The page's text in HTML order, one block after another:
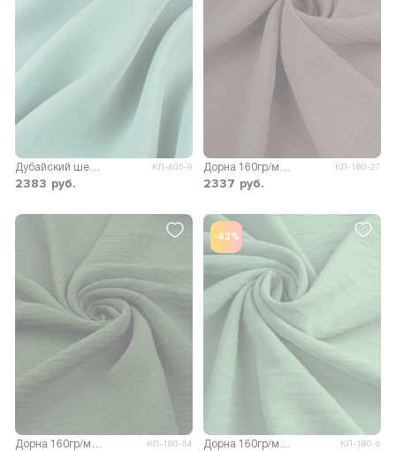
КЛ-405-9
2383 руб.
КЛ-180-27
2337 руб.
КЛ-180-54
-43%
КЛ-180-6